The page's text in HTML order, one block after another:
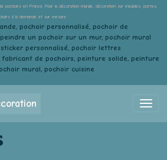
pochoirs en France. Pour la décoration murale, décoration sur meubles, portes,
à la demande et sur mesure.
pochoir personnalisé, pochoir de
un pochoir sur un mur, pochoir mural
personnalisé, pochoir lettres
fabricant de pochoirs, peinture solide, peinture
mural, pochoir cuisine